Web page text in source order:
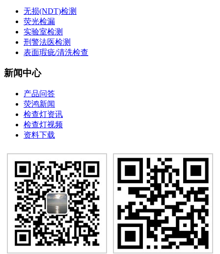
无损(NDT)检测
荧光检漏
实验室检测
刑警法医检测
表面瑕疵/清洗检查
新闻中心
产品问答
荧鸿新闻
检查灯资讯
检查灯视频
资料下载